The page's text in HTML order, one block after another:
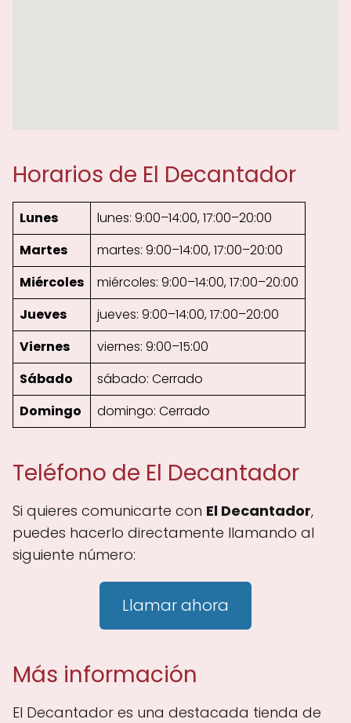
Horarios de El Decantador
Lunes
lunes: 9:00–14:00, 17:00–20:00
Martes
martes: 9:00–14:00, 17:00–20:00
Miércoles
miércoles: 9:00–14:00, 17:00–20:00
Jueves
jueves: 9:00–14:00, 17:00–20:00
Viernes
viernes: 9:00–15:00
Sábado
sábado: Cerrado
Domingo
domingo: Cerrado
Teléfono de El Decantador
Si quieres comunicarte con El Decantador,
puedes hacerlo directamente llamando al
siguiente número:
Llamar ahora
Más información
El Decantador es una destacada tienda de